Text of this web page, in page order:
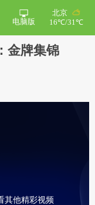
北京
16℃/31℃
电脑版
金牌集锦
其他精彩视频